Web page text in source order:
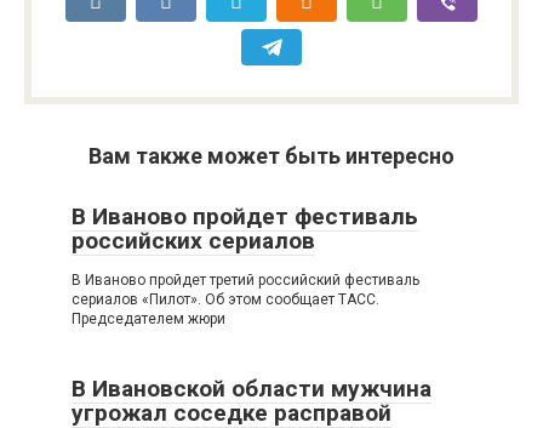
Вам также может быть интересно
В Иваново пройдет фестиваль
российских сериалов
В Иваново пройдет третий российский фестиваль
сериалов «Пилот». Об этом сообщает ТАСС.
Председателем жюри
В Ивановской области мужчина
угрожал соседке расправой